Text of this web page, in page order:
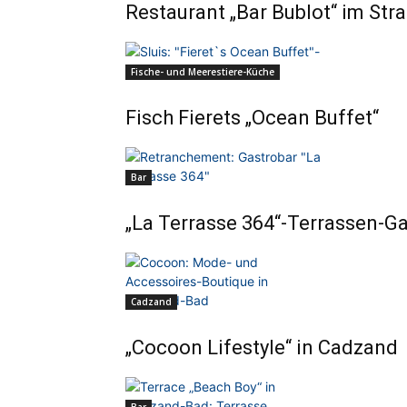
Restaurant „Bar Bublot“ im
Fische- und Meerestiere-Küche
Fisch Fierets „Ocean Buffet“
Bar
„La Terrasse 364“-Terrassen-
Cadzand
„Cocoon Lifestyle“ in Cadzand